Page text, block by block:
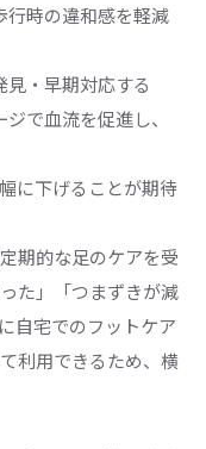
ンスを維持する具
にどう役立つのか
防止の実践例を紹
し活動量を高める
行時の違和感を軽減
・早期対応する
で血流を促進し、
に下げることが期待
期的な足のケアを受
た」「つまずきが減
自宅でのフットケア
利用できるため、横